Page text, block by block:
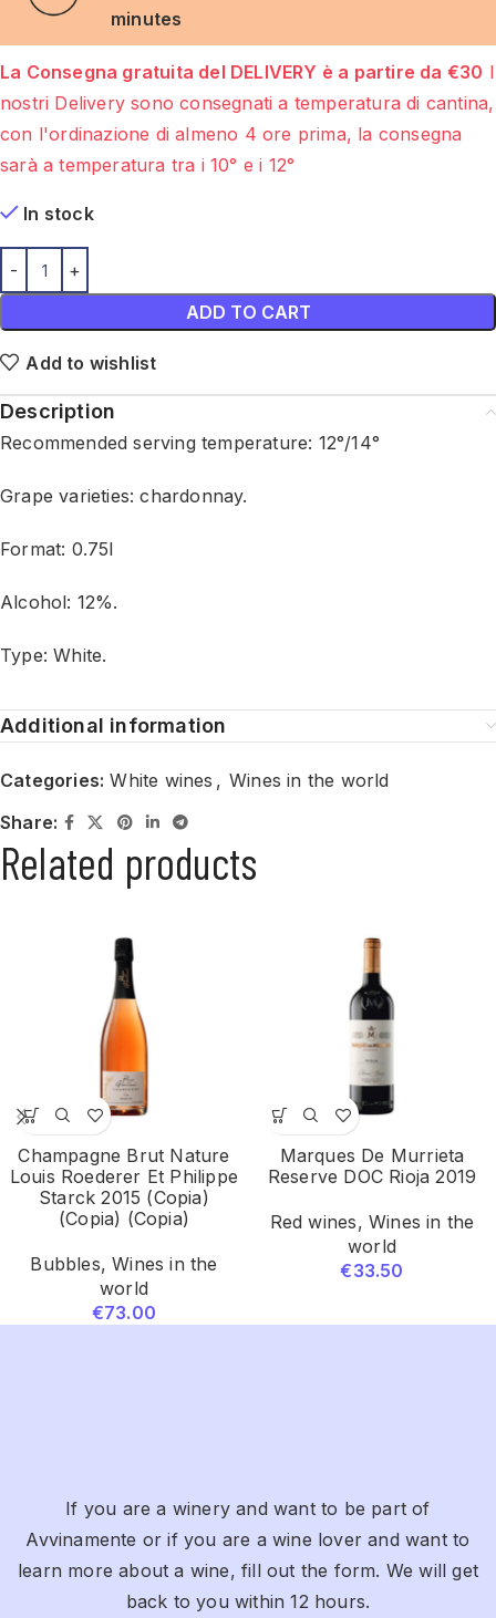
minutes
La Consegna gratuita del DELIVERY è a partire da €30 I
nostri Delivery sono consegnati a temperatura di cantina,
con l'ordinazione di almeno 4 ore prima, la consegna
sarà a temperatura tra i 10° e i 12°
In stock
ADD TO CART
Add to wishlist
Description
Recommended serving temperature: 12°/14°
Grape varieties: chardonnay.
Format: 0.75l
Alcohol: 12%.
Type: White.
Additional information
Categories: White wines , Wines in the world
Share:
Related products
Champagne Brut Nature
Louis Roederer Et Philippe
Starck 2015 (Copia)
(Copia) (Copia)
Bubbles,Wines in the
world
€73.00
Marques De Murrieta
Reserve DOC Rioja 2019
Red wines, Wines in the
world
€33.50
If you are a winery and want to be part of
Avvinamente or if you are a wine lover and want to
learn more about a wine, fill out the form. We will get
back to you within 12 hours.